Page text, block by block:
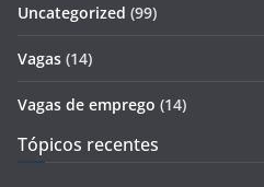
Uncategorized (99)
Vagas (14)
Vagas de emprego (14)
Tópicos recentes